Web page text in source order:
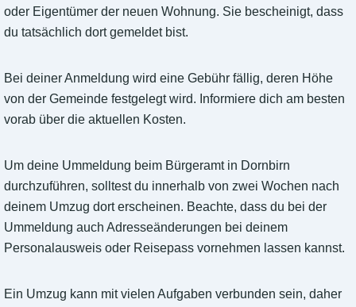
oder Eigentümer der neuen Wohnung. Sie bescheinigt, dass
du tatsächlich dort gemeldet bist.
Bei deiner Anmeldung wird eine Gebühr fällig, deren Höhe
von der Gemeinde festgelegt wird. Informiere dich am besten
vorab über die aktuellen Kosten.
Um deine Ummeldung beim Bürgeramt in Dornbirn
durchzuführen, solltest du innerhalb von zwei Wochen nach
deinem Umzug dort erscheinen. Beachte, dass du bei der
Ummeldung auch Adresseänderungen bei deinem
Personalausweis oder Reisepass vornehmen lassen kannst.
Ein Umzug kann mit vielen Aufgaben verbunden sein, daher